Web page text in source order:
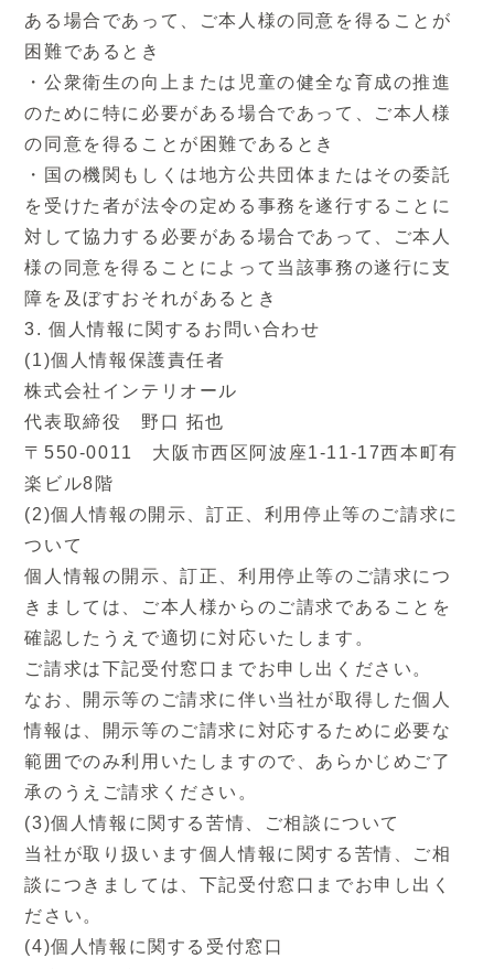
ご本人様の同意を得ることによって当該事務の
遂行に支障を及ぼすおそれがあるとき
3. 個人情報に関するお問い合わせ
(1)個人情報保護責任者
株式会社インテリオール
代表取締役 野口 拓也
〒550-0011 大阪市西区阿波座1-11-17西本
町有楽ビル8階
(2)個人情報の開示、訂正、利用停止等のご請
求について
個人情報の開示、訂正、利用停止等のご請求に
つきましては、ご本人様からのご請求であるこ
とを確認したうえで適切に対応いたします。
ご請求は下記受付窓口までお申し出ください。
なお、開示等のご請求に伴い当社が取得した個
人情報は、開示等のご請求に対応するために必
要な範囲でのみ利用いたしますので、あらかじ
めご了承のうえご請求ください。
(3)個人情報に関する苦情、ご相談について
当社が取り扱います個人情報に関する苦情、ご
相談につきましては、下記受付窓口までお申し
出ください。
ある場合であって、ご本人様の同意を得ることが
困難であるとき
・公衆衛生の向上または児童の健全な育成の推進
のために特に必要がある場合であって、ご本人様
の同意を得ることが困難であるとき
・国の機関もしくは地方公共団体またはその委託
を受けた者が法令の定める事務を遂行することに
対して協力する必要がある場合であって、ご本人
様の同意を得ることによって当該事務の遂行に支
障を及ぼすおそれがあるとき
3. 個人情報に関するお問い合わせ
(1)個人情報保護責任者
株式会社インテリオール
代表取締役 野口 拓也
〒550-0011 大阪市西区阿波座1-11-17西本町有
楽ビル8階
(2)個人情報の開示、訂正、利用停止等のご請求に
ついて
個人情報の開示、訂正、利用停止等のご請求につ
きましては、ご本人様からのご請求であることを
確認したうえで適切に対応いたします。
ご請求は下記受付窓口までお申し出ください。
なお、開示等のご請求に伴い当社が取得した個人
情報は、開示等のご請求に対応するために必要な
範囲でのみ利用いたしますので、あらかじめご了
承のうえご請求ください。
(3)個人情報に関する苦情、ご相談について
当社が取り扱います個人情報に関する苦情、ご相
談につきましては、下記受付窓口までお申し出く
ださい。
(4)個人情報に関する受付窓口